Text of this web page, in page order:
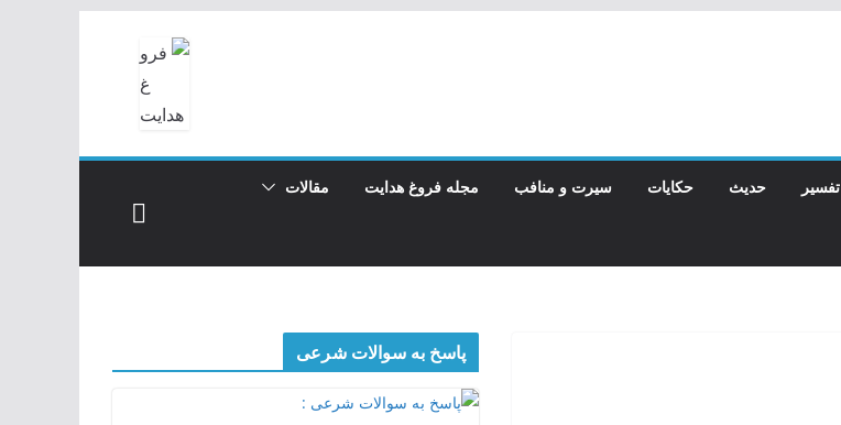
تفسیر حدیث حکایات سیرت و منافب مجله فروغ هدایت مقالات
پاسخ به سوالات شرعی